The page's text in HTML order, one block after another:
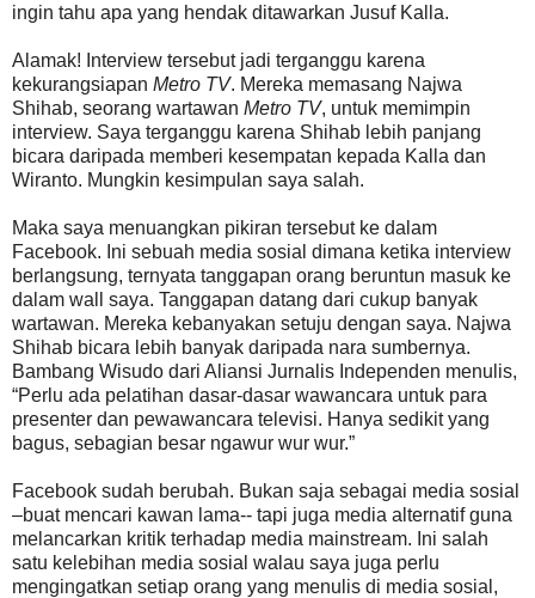
ingin tahu apa yang hendak ditawarkan Jusuf Kalla.
Alamak! Interview tersebut jadi terganggu karena
kekurangsiapan Metro TV. Mereka memasang Najwa
Shihab, seorang wartawan Metro TV, untuk memimpin
interview. Saya terganggu karena Shihab lebih panjang
bicara daripada memberi kesempatan kepada Kalla dan
Wiranto. Mungkin kesimpulan saya salah.
Maka saya menuangkan pikiran tersebut ke dalam
Facebook. Ini sebuah media sosial dimana ketika interview
berlangsung, ternyata tanggapan orang beruntun masuk ke
dalam wall saya. Tanggapan datang dari cukup banyak
wartawan. Mereka kebanyakan setuju dengan saya. Najwa
Shihab bicara lebih banyak daripada nara sumbernya.
Bambang Wisudo dari Aliansi Jurnalis Independen menulis,
“Perlu ada pelatihan dasar-dasar wawancara untuk para
presenter dan pewawancara televisi. Hanya sedikit yang
bagus, sebagian besar ngawur wur wur.”
Facebook sudah berubah. Bukan saja sebagai media sosial
–buat mencari kawan lama-- tapi juga media alternatif guna
melancarkan kritik terhadap media mainstream. Ini salah
satu kelebihan media sosial walau saya juga perlu
mengingatkan setiap orang yang menulis di media sosial,